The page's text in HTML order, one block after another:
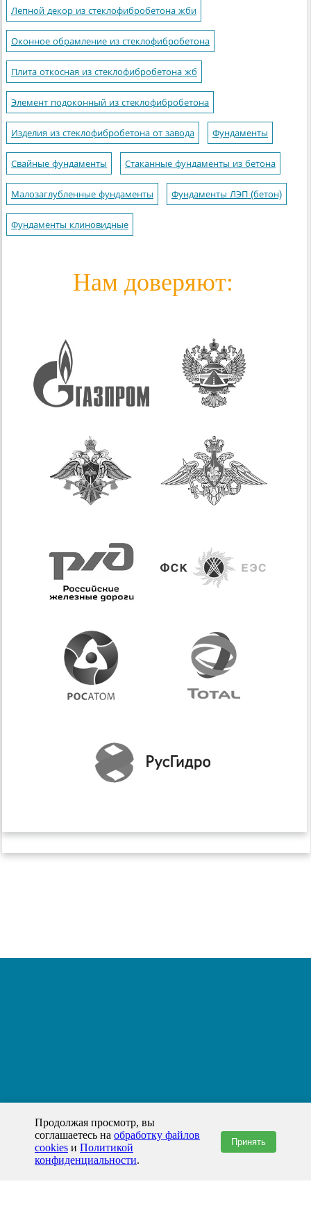
Лепной декор из стеклофибробетона жби
Оконное обрамление из стеклофибробетона
Плита откосная из стеклофибробетона жб
Элемент подоконный из стеклофибробетона
Изделия из стеклофибробетона от завода Фундаменты
Свайные фундаменты Стаканные фундаменты из бетона
Малозаглубленные фундаменты Фундаменты ЛЭП (бетон)
Фундаменты клиновидные
Нам доверяют:
Продолжая просмотр, вы
соглашаетесь на обработку файлов
cookies и Политикой
конфиденциальности.
Принять